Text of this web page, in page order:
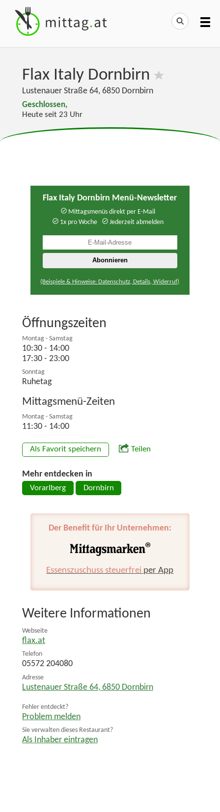
Flax Italy Dornbirn
Lustenauer Straße 64, 6850 Dornbirn
Geschlossen,
Heute seit 23 Uhr
Flax Italy Dornbirn Menü-Newsletter
Mittagsmenüs direkt per E-Mail
1x pro Woche
Jederzeit abmelden
(Beispiele & Hinweise: Datenschutz, Details, Widerruf)
Öffnungszeiten
Montag - Samstag
10:30 - 14:00
17:30 - 23:00
Sonntag
Ruhetag
Mittagsmenü-Zeiten
Montag - Samstag
11:30 - 14:00
Als Favorit speichern Teilen
Mehr entdecken in
Vorarlberg Dornbirn
Der Benefit für Ihr Unternehmen:
Essenszuschuss steuerfrei per App
Weitere Informationen
Webseite
flax.at
Telefon
05572 204080
Adresse
Lustenauer Straße 64, 6850 Dornbirn
Fehler entdeckt?
Problem melden
Sie verwalten dieses Restaurant?
Als Inhaber eintragen